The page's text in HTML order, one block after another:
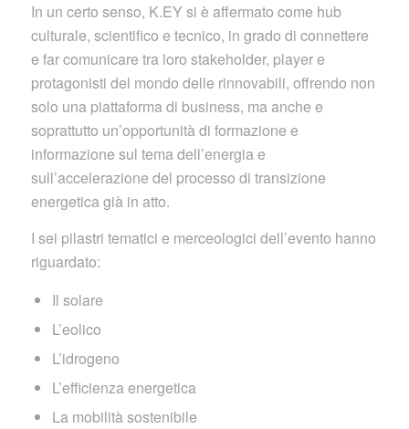
In un certo senso, K.EY si è affermato come hub
culturale, scientifico e tecnico, in grado di connettere
e far comunicare tra loro stakeholder, player e
protagonisti del mondo delle rinnovabili, offrendo non
solo una piattaforma di business, ma anche e
soprattutto un’opportunità di formazione e
informazione sul tema dell’energia e
sull’accelerazione del processo di transizione
energetica già in atto.
I sei pilastri tematici e merceologici dell’evento hanno
riguardato:
Il solare
L’eolico
L’idrogeno
L’efficienza energetica
La mobilità sostenibile